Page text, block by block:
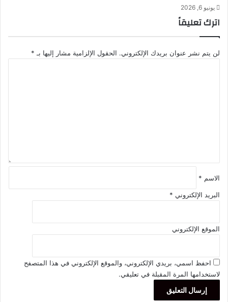
يونيو 6, 2026
اترك تعليقاً
لن يتم نشر عنوان بريدك الإلكتروني. الحقول الإلزامية مشار إليها بـ *
الاسم *
البريد الإلكتروني *
الموقع الإلكتروني
احفظ اسمي، بريدي الإلكتروني، والموقع الإلكتروني في هذا المتصفح
لاستخدامها المرة المقبلة في تعليقي.